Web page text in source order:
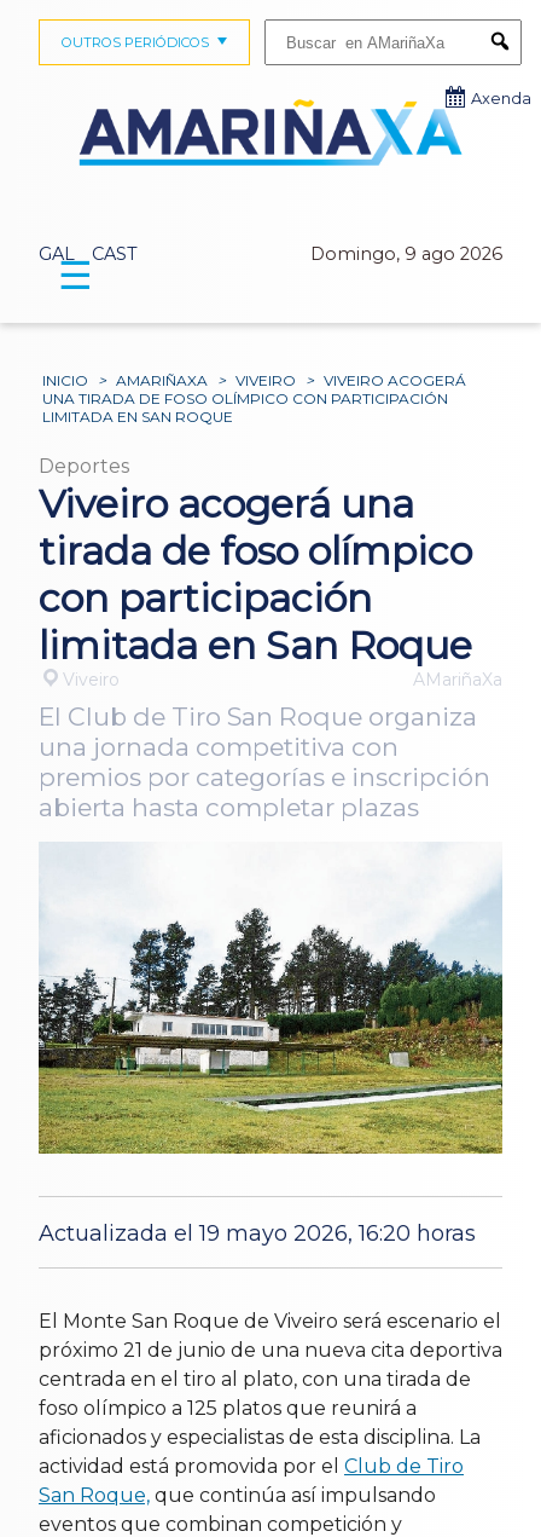
GAL CAST Domingo, 9 ago 2026
OUTROS PERIÓDICOS
Axenda
☰
INICIO > AMARIÑAXA > VIVEIRO > VIVEIRO ACOGERÁ
UNA TIRADA DE FOSO OLÍMPICO CON PARTICIPACIÓN
LIMITADA EN SAN ROQUE
Deportes
Viveiro acogerá una
tirada de foso olímpico
con participación
limitada en San Roque
Viveiro AMariñaXa
El Club de Tiro San Roque organiza
una jornada competitiva con
premios por categorías e inscripción
abierta hasta completar plazas
Actualizada el 19 mayo 2026, 16:20 horas
12 May 2026
El Monte San Roque de Viveiro será escenario el
próximo 21 de junio de una nueva cita deportiva
centrada en el tiro al plato, con una tirada de
foso olímpico a 125 platos que reunirá a
aficionados y especialistas de esta disciplina. La
actividad está promovida por el Club de Tiro
San Roque, que continúa así impulsando
eventos que combinan competición y